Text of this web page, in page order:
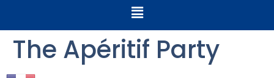
The Apéritif Party